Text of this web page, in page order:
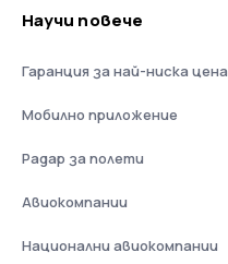
Научи повече
Гаранция за най-ниска цена
Мобилно приложение
Радар за полети
Авиокомпании
Национални авиокомпании